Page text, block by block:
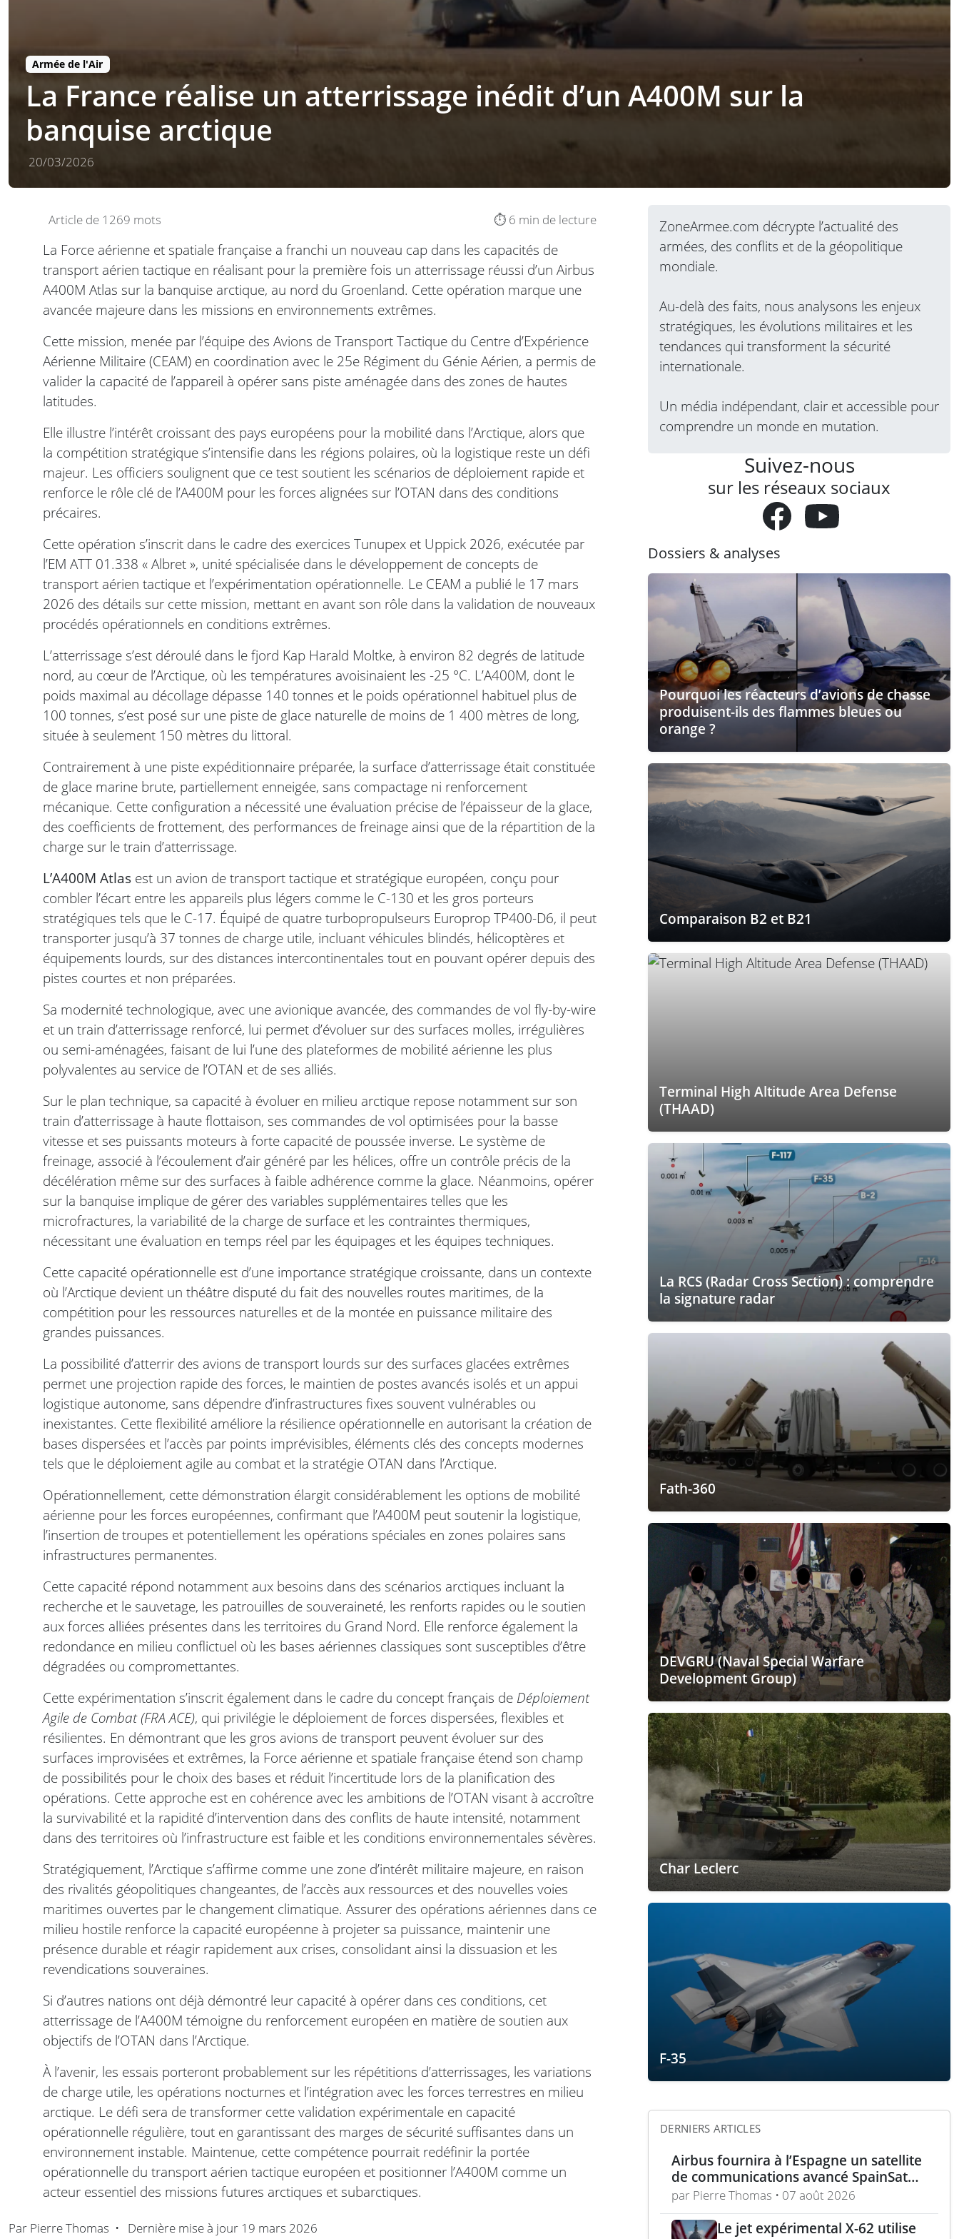
Armée de l'Air
La France réalise un atterrissage inédit d’un A400M sur la
banquise arctique
20/03/2026
Article de 1269 mots ⏱️ 6 min de lecture
La Force aérienne et spatiale française a franchi un nouveau cap dans les capacités de
transport aérien tactique en réalisant pour la première fois un atterrissage réussi d’un Airbus
A400M Atlas sur la banquise arctique, au nord du Groenland. Cette opération marque une
avancée majeure dans les missions en environnements extrêmes.
Cette mission, menée par l’équipe des Avions de Transport Tactique du Centre d’Expérience
Aérienne Militaire (CEAM) en coordination avec le 25e Régiment du Génie Aérien, a permis de
valider la capacité de l’appareil à opérer sans piste aménagée dans des zones de hautes
latitudes.
Elle illustre l’intérêt croissant des pays européens pour la mobilité dans l’Arctique, alors que
la compétition stratégique s’intensifie dans les régions polaires, où la logistique reste un défi
majeur. Les officiers soulignent que ce test soutient les scénarios de déploiement rapide et
renforce le rôle clé de l’A400M pour les forces alignées sur l’OTAN dans des conditions
précaires.
Cette opération s’inscrit dans le cadre des exercices Tunupex et Uppick 2026, exécutée par
l’EM ATT 01.338 « Albret », unité spécialisée dans le développement de concepts de
transport aérien tactique et l’expérimentation opérationnelle. Le CEAM a publié le 17 mars
2026 des détails sur cette mission, mettant en avant son rôle dans la validation de nouveaux
procédés opérationnels en conditions extrêmes.
L’atterrissage s’est déroulé dans le fjord Kap Harald Moltke, à environ 82 degrés de latitude
nord, au cœur de l’Arctique, où les températures avoisinaient les -25 °C. L’A400M, dont le
poids maximal au décollage dépasse 140 tonnes et le poids opérationnel habituel plus de
100 tonnes, s’est posé sur une piste de glace naturelle de moins de 1 400 mètres de long,
située à seulement 150 mètres du littoral.
Contrairement à une piste expéditionnaire préparée, la surface d’atterrissage était constituée
de glace marine brute, partiellement enneigée, sans compactage ni renforcement
mécanique. Cette configuration a nécessité une évaluation précise de l’épaisseur de la glace,
des coefficients de frottement, des performances de freinage ainsi que de la répartition de la
charge sur le train d’atterrissage.
L’A400M Atlas est un avion de transport tactique et stratégique européen, conçu pour
combler l’écart entre les appareils plus légers comme le C-130 et les gros porteurs
stratégiques tels que le C-17. Équipé de quatre turbopropulseurs Europrop TP400-D6, il peut
transporter jusqu’à 37 tonnes de charge utile, incluant véhicules blindés, hélicoptères et
équipements lourds, sur des distances intercontinentales tout en pouvant opérer depuis des
pistes courtes et non préparées.
Sa modernité technologique, avec une avionique avancée, des commandes de vol fly-by-wire
et un train d’atterrissage renforcé, lui permet d’évoluer sur des surfaces molles, irrégulières
ou semi-aménagées, faisant de lui l’une des plateformes de mobilité aérienne les plus
polyvalentes au service de l’OTAN et de ses alliés.
Sur le plan technique, sa capacité à évoluer en milieu arctique repose notamment sur son
train d’atterrissage à haute flottaison, ses commandes de vol optimisées pour la basse
vitesse et ses puissants moteurs à forte capacité de poussée inverse. Le système de
freinage, associé à l’écoulement d’air généré par les hélices, offre un contrôle précis de la
décélération même sur des surfaces à faible adhérence comme la glace. Néanmoins, opérer
sur la banquise implique de gérer des variables supplémentaires telles que les
microfractures, la variabilité de la charge de surface et les contraintes thermiques,
nécessitant une évaluation en temps réel par les équipages et les équipes techniques.
Cette capacité opérationnelle est d’une importance stratégique croissante, dans un contexte
où l’Arctique devient un théâtre disputé du fait des nouvelles routes maritimes, de la
compétition pour les ressources naturelles et de la montée en puissance militaire des
grandes puissances.
La possibilité d’atterrir des avions de transport lourds sur des surfaces glacées extrêmes
permet une projection rapide des forces, le maintien de postes avancés isolés et un appui
logistique autonome, sans dépendre d’infrastructures fixes souvent vulnérables ou
inexistantes. Cette flexibilité améliore la résilience opérationnelle en autorisant la création de
bases dispersées et l’accès par points imprévisibles, éléments clés des concepts modernes
tels que le déploiement agile au combat et la stratégie OTAN dans l’Arctique.
Opérationnellement, cette démonstration élargit considérablement les options de mobilité
aérienne pour les forces européennes, confirmant que l’A400M peut soutenir la logistique,
l’insertion de troupes et potentiellement les opérations spéciales en zones polaires sans
infrastructures permanentes.
Cette capacité répond notamment aux besoins dans des scénarios arctiques incluant la
recherche et le sauvetage, les patrouilles de souveraineté, les renforts rapides ou le soutien
aux forces alliées présentes dans les territoires du Grand Nord. Elle renforce également la
redondance en milieu conflictuel où les bases aériennes classiques sont susceptibles d’être
dégradées ou compromettantes.
Cette expérimentation s’inscrit également dans le cadre du concept français de Déploiement
Agile de Combat (FRA ACE), qui privilégie le déploiement de forces dispersées, flexibles et
résilientes. En démontrant que les gros avions de transport peuvent évoluer sur des
surfaces improvisées et extrêmes, la Force aérienne et spatiale française étend son champ
de possibilités pour le choix des bases et réduit l’incertitude lors de la planification des
opérations. Cette approche est en cohérence avec les ambitions de l’OTAN visant à accroître
la survivabilité et la rapidité d’intervention dans des conflits de haute intensité, notamment
dans des territoires où l’infrastructure est faible et les conditions environnementales sévères.
Stratégiquement, l’Arctique s’affirme comme une zone d’intérêt militaire majeure, en raison
des rivalités géopolitiques changeantes, de l’accès aux ressources et des nouvelles voies
maritimes ouvertes par le changement climatique. Assurer des opérations aériennes dans ce
milieu hostile renforce la capacité européenne à projeter sa puissance, maintenir une
présence durable et réagir rapidement aux crises, consolidant ainsi la dissuasion et les
revendications souveraines.
Si d’autres nations ont déjà démontré leur capacité à opérer dans ces conditions, cet
atterrissage de l’A400M témoigne du renforcement européen en matière de soutien aux
objectifs de l’OTAN dans l’Arctique.
À l’avenir, les essais porteront probablement sur les répétitions d’atterrissages, les variations
de charge utile, les opérations nocturnes et l’intégration avec les forces terrestres en milieu
arctique. Le défi sera de transformer cette validation expérimentale en capacité
opérationnelle régulière, tout en garantissant des marges de sécurité suffisantes dans un
environnement instable. Maintenue, cette compétence pourrait redéfinir la portée
opérationnelle du transport aérien tactique européen et positionner l’A400M comme un
acteur essentiel des missions futures arctiques et subarctiques.
Par Pierre Thomas • Dernière mise à jour 19 mars 2026
ZoneArmee.com décrypte l’actualité des
armées, des conflits et de la géopolitique
mondiale.
Au-delà des faits, nous analysons les enjeux
stratégiques, les évolutions militaires et les
tendances qui transforment la sécurité
internationale.
Un média indépendant, clair et accessible pour
comprendre un monde en mutation.
Suivez-nous
sur les réseaux sociaux
Dossiers & analyses
Pourquoi les réacteurs d’avions de chasse
produisent-ils des flammes bleues ou
orange ?
Comparaison B2 et B21
Terminal High Altitude Area Defense
(THAAD)
La RCS (Radar Cross Section) : comprendre
la signature radar
Fath-360
DEVGRU (Naval Special Warfare
Development Group)
Char Leclerc
F-35
DERNIERS ARTICLES
Airbus fournira à l’Espagne un satellite
de communications avancé SpainSat
NG-III
par Pierre Thomas • 07 août 2026
Le jet expérimental X-62 utilise